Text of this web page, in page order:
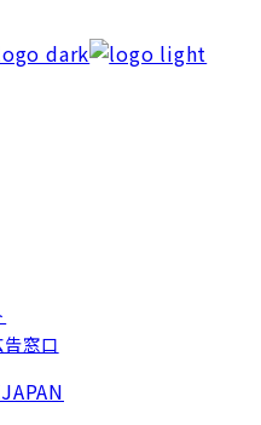
窓口